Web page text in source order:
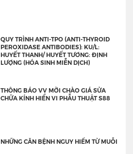
QUY TRÌNH ANTI-TPO (ANTI-THYROID
PEROXIDASE ANTIBODIES): KU/L:
HUYẾT THANH/ HUYẾT TƯƠNG: ĐỊNH
LƯỢNG (HÓA SINH MIỄN DỊCH)
THÔNG BÁO VV MỜI CHÀO GIÁ SỬA
CHỮA KÍNH HIỂN VI PHẪU THUẬT S88
NHỮNG CĂN BỆNH NGUY HIỂM TỪ MUỖI